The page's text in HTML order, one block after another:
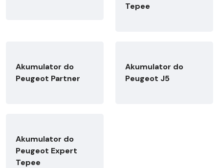
Tepee
Akumulator do
Peugeot Partner
Akumulator do
Peugeot J5
Akumulator do
Peugeot Expert
Tepee